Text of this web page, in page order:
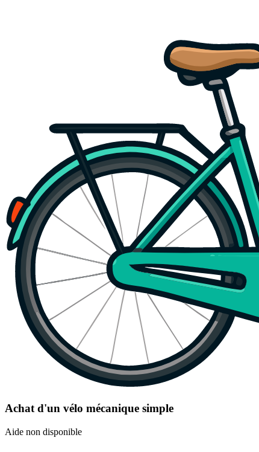
Achat d'un vélo mécanique simple
Aide non disponible